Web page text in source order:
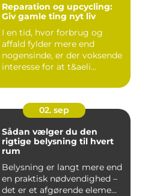
Reparation og upcycling:
Giv gamle ting nyt liv
I en tid, hvor forbrug og
affald fylder mere end
nogensinde, er der voksende
interesse for at t&aeli...
02. sep
Sådan vælger du den
rigtige belysning til hvert
rum
Belysning er langt mere end
en praktisk nødvendighed –
det er et afgørende eleme...